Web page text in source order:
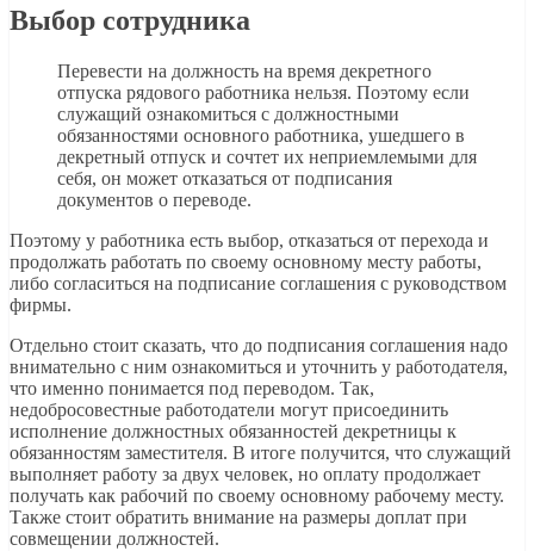
Выбор сотрудника
Перевести на должность на время декретного
отпуска рядового работника нельзя. Поэтому если
служащий ознакомиться с должностными
обязанностями основного работника, ушедшего в
декретный отпуск и сочтет их неприемлемыми для
себя, он может отказаться от подписания
документов о переводе.
Поэтому у работника есть выбор, отказаться от перехода и
продолжать работать по своему основному месту работы,
либо согласиться на подписание соглашения с руководством
фирмы.
Отдельно стоит сказать, что до подписания соглашения надо
внимательно с ним ознакомиться и уточнить у работодателя,
что именно понимается под переводом. Так,
недобросовестные работодатели могут присоединить
исполнение должностных обязанностей декретницы к
обязанностям заместителя. В итоге получится, что служащий
выполняет работу за двух человек, но оплату продолжает
получать как рабочий по своему основному рабочему месту.
Также стоит обратить внимание на размеры доплат при
совмещении должностей.